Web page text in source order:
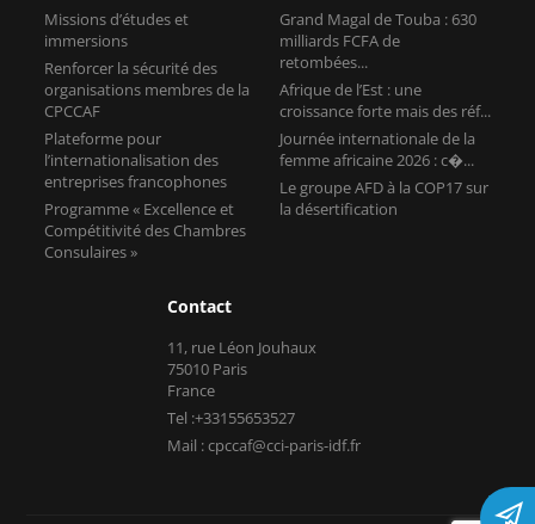
l’internationalisation des
entreprises francophones
Programme « Excellence et
Compétitivité des Chambres
Consulaires »
femme africaine 2026 : c�...
Le groupe AFD à la COP17 sur
Contact
11, rue Léon Jouhaux
75010 Paris
Mail : cpccaf@cci-paris-idf.fr
Copyright © CPCCAF 2026 -Mentions légales
Comment référencer son site internet